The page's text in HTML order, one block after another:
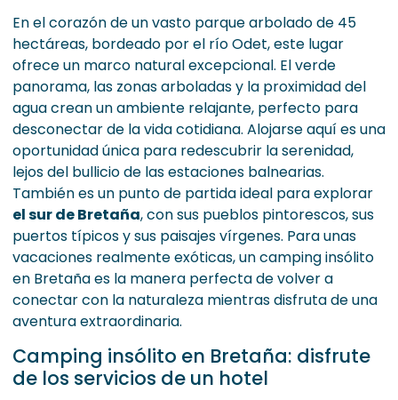
En el corazón de un vasto parque arbolado de 45
hectáreas, bordeado por el río Odet, este lugar
ofrece un marco natural excepcional. El verde
panorama, las zonas arboladas y la proximidad del
agua crean un ambiente relajante, perfecto para
desconectar de la vida cotidiana. Alojarse aquí es una
oportunidad única para redescubrir la serenidad,
lejos del bullicio de las estaciones balnearias.
También es un punto de partida ideal para explorar
el sur de Bretaña, con sus pueblos pintorescos, sus
puertos típicos y sus paisajes vírgenes. Para unas
vacaciones realmente exóticas, un camping insólito
en Bretaña es la manera perfecta de volver a
conectar con la naturaleza mientras disfruta de una
aventura extraordinaria.
Camping insólito en Bretaña: disfrute
de los servicios de un hotel